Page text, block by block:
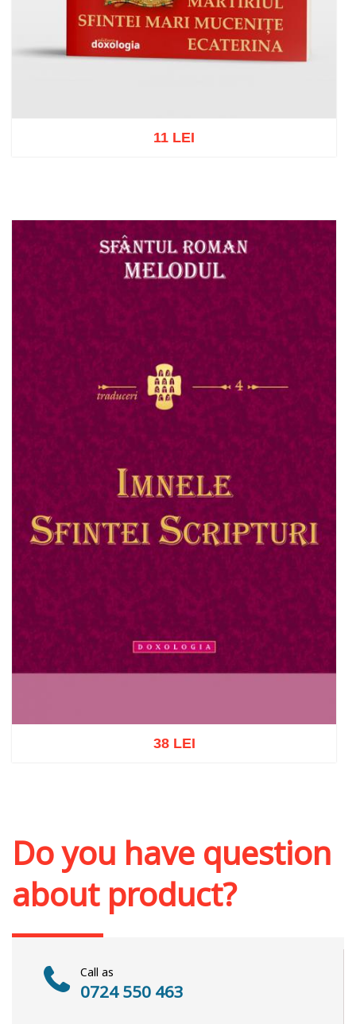
11 LEI
38 LEI
Do you have question
about product?
Call as
0724 550 463